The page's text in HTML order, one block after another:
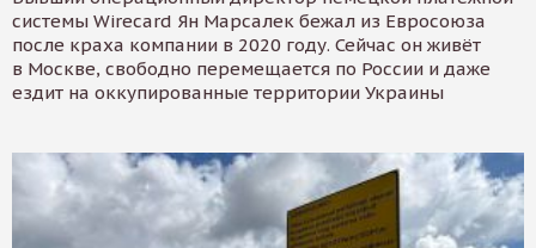
системы Wirecard Ян Марсалек бежал из Евросоюза
после краха компании в 2020 году. Сейчас он живёт
в Москве, свободно перемещается по России и даже
ездит на оккупированные территории Украины